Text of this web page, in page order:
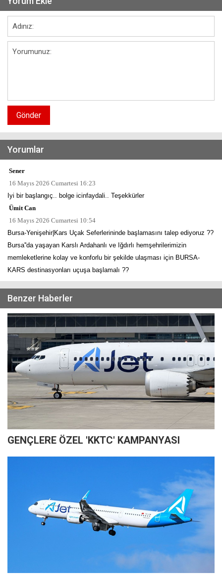
Gönder
Yorumlar
Sener
16 Mayıs 2026 Cumartesi 16:23
Iyi bir başlangıç.. bolge icinfaydali.. Teşekkürler
Ümit Can
16 Mayıs 2026 Cumartesi 10:54
Bursa-Yenişehir|Kars Uçak Seferlerininde başlamasını talep ediyoruz ??
Bursa''da yaşayan Karslı Ardahanlı ve Iğdırlı hemşehrilerimizin
memleketlerine kolay ve konforlu bir şekilde ulaşması için BURSA-
KARS destinasyonları uçuşa başlamalı ??
Benzer Haberler
GENÇLERE ÖZEL 'KKTC' KAMPANYASI